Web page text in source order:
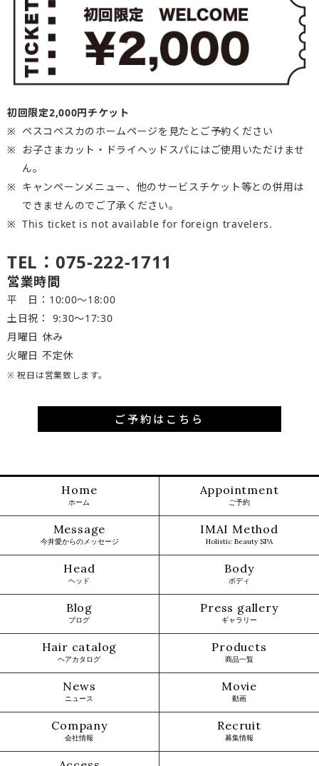
初回限定2,000円チケット
ペスコペスカのホームページを見たとご予約ください
お子さまカット・ドライヘッドスパにはご使用いただけませ
ん。
キャンペーンメニュー、他のサービスチケット等との併用は
できませんのでご了承ください。
This ticket is not available for foreign travelers.
TEL：075-222-1711
営業時間
平 日：10:00～18:00
土日祝： 9:30〜17:30
月曜日 休み
火曜日 不定休
※ 祝日は営業致します。
ご予約はこちら
Home
ホーム
Appointment
ご予約
Message
今井愛からのメッセージ
IMAI Method
Holistic Beauty SPA
Head
ヘッド
Body
ボディ
Blog
ブログ
Press gallery
ギャラリー
Hair catalog
ヘアカタログ
Products
商品一覧
News
ニュース
Movie
動画
Company
会社情報
Recruit
募集情報